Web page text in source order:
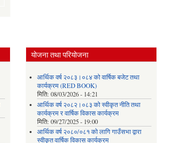
योजना तथा परियोजना
आर्थिक वर्ष २०८३।०८४ को वार्षिक बजेट तथा
कार्यक्रम (RED BOOK)
मिति:08/03/2026 - 14:21
आर्थिक वर्ष २०८२।०८३ को स्वीकृत नीति तथा
कार्यक्रम र वार्षिक विकास कार्यक्रम
मिति:09/27/2025 - 19:00
आर्थिक वर्ष २०८०/०८१ को लागि गाउँसभा द्वारा
स्वीकृत वार्षिक विकास कार्यक्रम